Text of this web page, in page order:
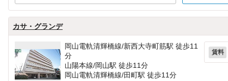
カサ・グランデ
岡山電軌清輝橋線/新西大寺町筋駅 徒歩11
分
山陽本線/岡山駅 徒歩11分
岡山電軌清輝橋線/田町駅 徒歩11分
賃料